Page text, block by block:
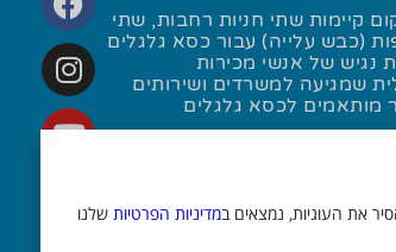
קיימות שתי חניות רחבות, שתי
(כבש עלייה) עבור כסא גלגלים
נגיש של אנשי מכירות
שמגיעה למשרדים ושירותים
מותאמים לכסא גלגלים
משרד פרסום מדיניות הפרטיותשלנו